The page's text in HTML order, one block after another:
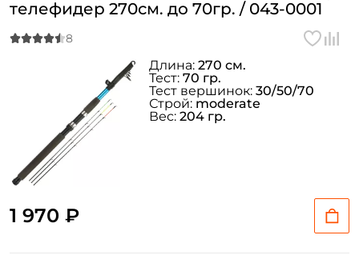
телефидер 270см. до 70гр. / 043-0001
1 970 ₽
Длина: 270 см.
Тест: 70 гр.
Тест вершинок: 30/50/70
Строй: moderate
Вес: 204 гр.